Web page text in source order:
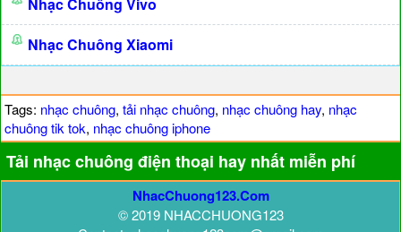
Nhạc Chuông Xiaomi
Tags: nhạc chuông, tải nhạc chuông, nhạc chuông hay, nhạc
chuông tik tok, nhạc chuông iphone
Tải nhạc chuông điện thoại hay nhất miễn phí
NhacChuong123.Com
© 2019 NHACCHUONG123